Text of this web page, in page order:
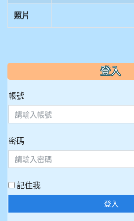
照片
::: 登入
帳號
密碼
記住我
登入